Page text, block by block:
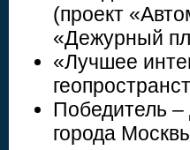
(проект
«Дежурный
«Лучшее
Победитель
города